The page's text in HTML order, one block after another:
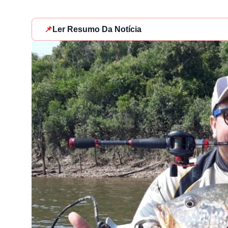
📌 Ler Resumo Da Notícia